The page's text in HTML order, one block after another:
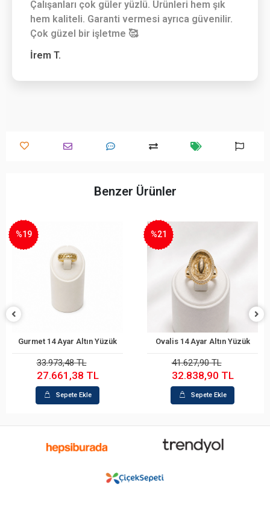
Çalışanları çok güler yüzlü. Ürünleri hem şık
hem kaliteli. Garanti vermesi ayrıca güvenilir.
Çok güzel bir işletme 🥰
İrem T.
Benzer Ürünler
Sepete Ekle
Ovalis 14 Ayar Altın Yüzük
%21
41.627,90 TL
32.838,90 TL
Sepete Ekle
Sepete Ekle
Ovalis 14 Ayar Altın Yüzük
%26
28.316,56 TL
21.005,71 TL
Sepete Ekle